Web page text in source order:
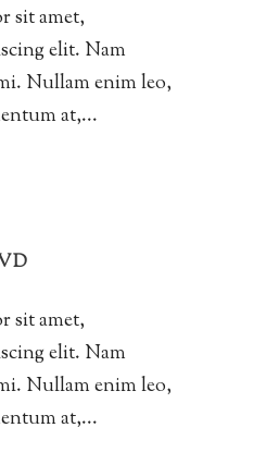
sit amet,
elit. Nam
Nullam enim leo,
at,...
sit amet,
elit. Nam
Nullam enim leo,
at,...